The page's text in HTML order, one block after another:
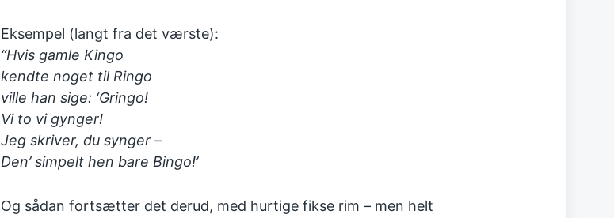
Eksempel (langt fra det værste):
“Hvis gamle Kingo
kendte noget til Ringo
ville han sige: ‘Gringo!
Vi to vi gynger!
Jeg skriver, du synger –
Den’ simpelt hen bare Bingo!’
Og sådan fortsætter det derud, med hurtige fikse rim – men helt